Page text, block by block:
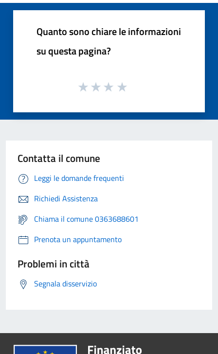
Quanto sono chiare le informazioni
su questa pagina?
Contatta il comune
Leggi le domande frequenti
Richiedi Assistenza
Chiama il comune 0363688601
Prenota un appuntamento
Problemi in città
Segnala disservizio